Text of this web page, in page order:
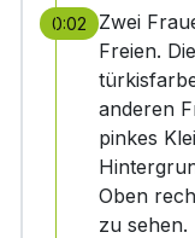
0:02
Zwei
Freien.
anderen
pinkes
Oben
zu sehen.